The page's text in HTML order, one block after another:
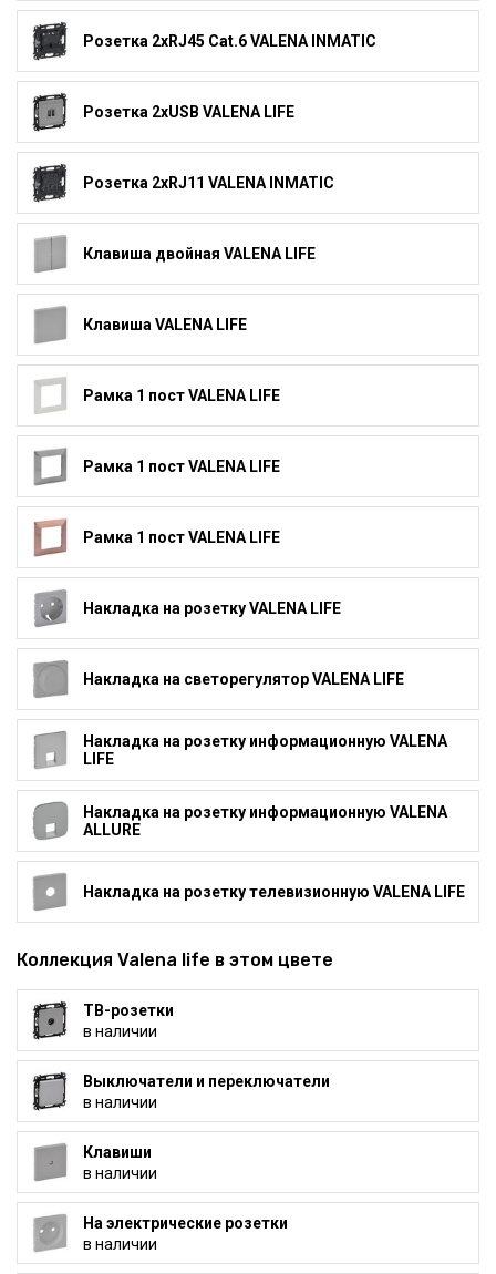
Розетка 2xRJ45 Cat.6 VALENA INMATIC
Розетка 2xUSB VALENA LIFE
Розетка 2xRJ11 VALENA INMATIC
Клавиша двойная VALENA LIFE
Клавиша VALENA LIFE
Рамка 1 пост VALENA LIFE
Рамка 1 пост VALENA LIFE
Рамка 1 пост VALENA LIFE
Накладка на розетку VALENA LIFE
Накладка на светорегулятор VALENA LIFE
Накладка на розетку информационную VALENA
LIFE
Накладка на розетку информационную VALENA
ALLURE
Накладка на розетку телевизионную VALENA LIFE
Коллекция Valena life в этом цвете
ТВ-розетки
в наличии
Выключатели и переключатели
в наличии
Клавиши
в наличии
На электрические розетки
в наличии